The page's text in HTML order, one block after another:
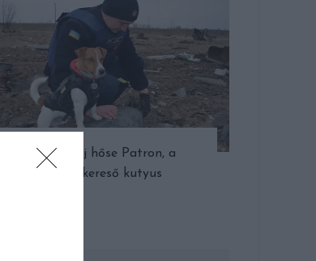
Ukrajna új hőse Patron, a
bombakereső kutyus